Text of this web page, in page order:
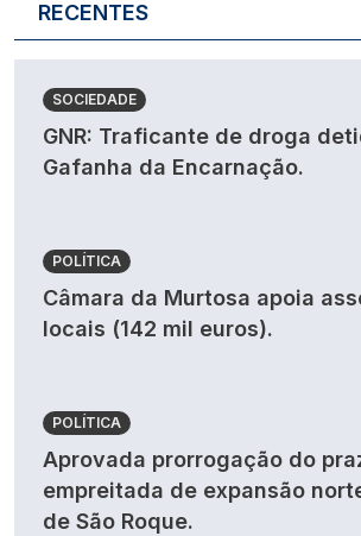
RECENTES
SOCIEDADE
GNR: Traficante de droga
Gafanha da Encarnação.
POLÍTICA
Câmara da Murtosa apoia
locais (142 mil euros).
POLÍTICA
Aprovada prorrogação do
empreitada de expansão
de São Roque.